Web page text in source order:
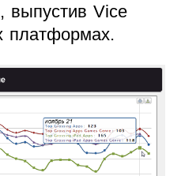
выпустив Vice
платформах.